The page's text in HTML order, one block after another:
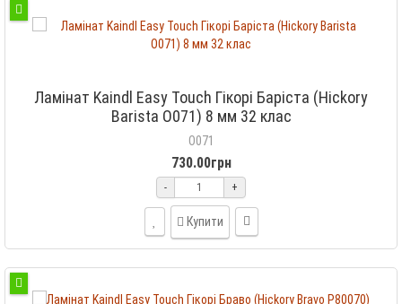
Ламінат Kaindl Easy Touch Гікорі Баріста (Hickory
Barista O071) 8 мм 32 клас
O071
730.00грн
- +
Купити